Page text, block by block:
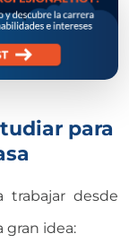
para
trabajar desde
gran idea: